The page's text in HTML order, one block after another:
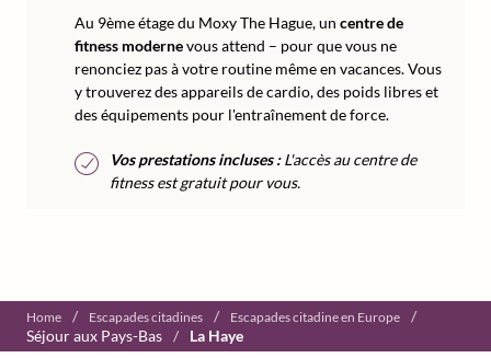
Au 9ème étage du Moxy The Hague, un centre de
fitness modernevous attend – pour que vous ne
renonciez pas à votre routine même en vacances. Vous
y trouverez des appareils de cardio, des poids libres et
des équipements pour l'entraînement de force.
Vos prestations incluses :L'accès au centre de
fitness est gratuit pour vous.
Home / Escapades citadines / Escapades citadine en Europe
/
Séjour aux Pays-Bas / La Haye